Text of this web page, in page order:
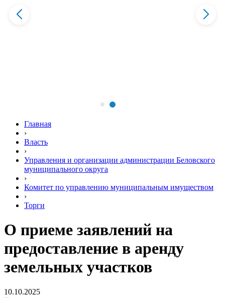
Главная
›
Власть
›
Управления и организации администрации Беловского
муниципального округа
›
Комитет по управлению муниципальным имуществом
›
Торги
О приеме заявлений на
предоставление в аренду
земельных участков
10.10.2025